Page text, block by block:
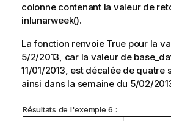
colonne contenant la valeur de
inlunarweek().
La fonction renvoie True pour la
5/2/2013, car la valeur de
11/01/2013, est décalée de quatre
ainsi dans la semaine du 5/02/
Résultats de l'exemple 6 :